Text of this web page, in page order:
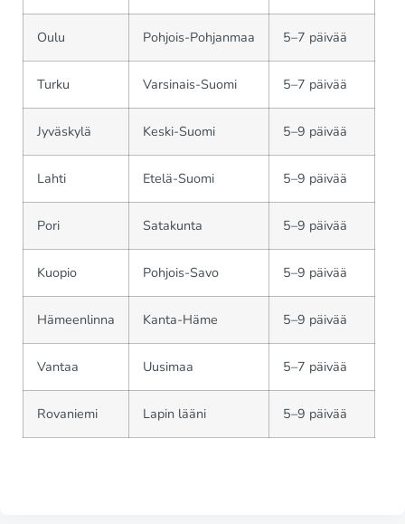
Oulu Pohjois-Pohjanmaa 5–7 päivää
Turku Varsinais-Suomi 5–7 päivää
Jyväskylä Keski-Suomi 5–9 päivää
Lahti Etelä-Suomi 5–9 päivää
Pori Satakunta 5–9 päivää
Kuopio Pohjois-Savo 5–9 päivää
Hämeenlinna Kanta-Häme 5–9 päivää
Vantaa Uusimaa 5–7 päivää
Rovaniemi Lapin lääni 5–9 päivää